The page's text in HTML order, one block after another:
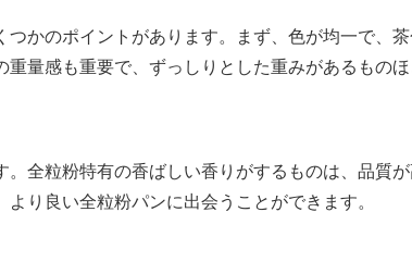
かのポイントがあります。まず、色が均一で、
重量感も重要で、ずっしりとした重みがあるもの
全粒粉特有の香ばしい香りがするものは、品質
り良い全粒粉パンに出会うことができます。